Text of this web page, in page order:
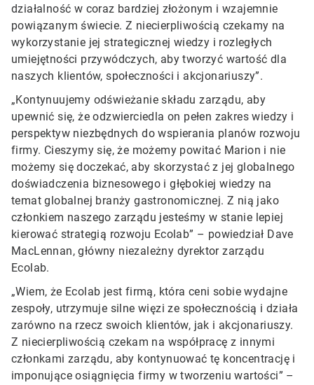
działalność w coraz bardziej złożonym i wzajemnie
powiązanym świecie. Z niecierpliwością czekamy na
wykorzystanie jej strategicznej wiedzy i rozległych
umiejętności przywódczych, aby tworzyć wartość dla
naszych klientów, społeczności i akcjonariuszy”.
„Kontynuujemy odświeżanie składu zarządu, aby
upewnić się, że odzwierciedla on pełen zakres wiedzy i
perspektyw niezbędnych do wspierania planów rozwoju
firmy. Cieszymy się, że możemy powitać Marion i nie
możemy się doczekać, aby skorzystać z jej globalnego
doświadczenia biznesowego i głębokiej wiedzy na
temat globalnej branży gastronomicznej. Z nią jako
członkiem naszego zarządu jesteśmy w stanie lepiej
kierować strategią rozwoju Ecolab” – powiedział Dave
MacLennan, główny niezależny dyrektor zarządu
Ecolab.
„Wiem, że Ecolab jest firmą, która ceni sobie wydajne
zespoły, utrzymuje silne więzi ze społecznością i działa
zarówno na rzecz swoich klientów, jak i akcjonariuszy.
Z niecierpliwością czekam na współpracę z innymi
członkami zarządu, aby kontynuować tę koncentrację i
imponujące osiągnięcia firmy w tworzeniu wartości” –